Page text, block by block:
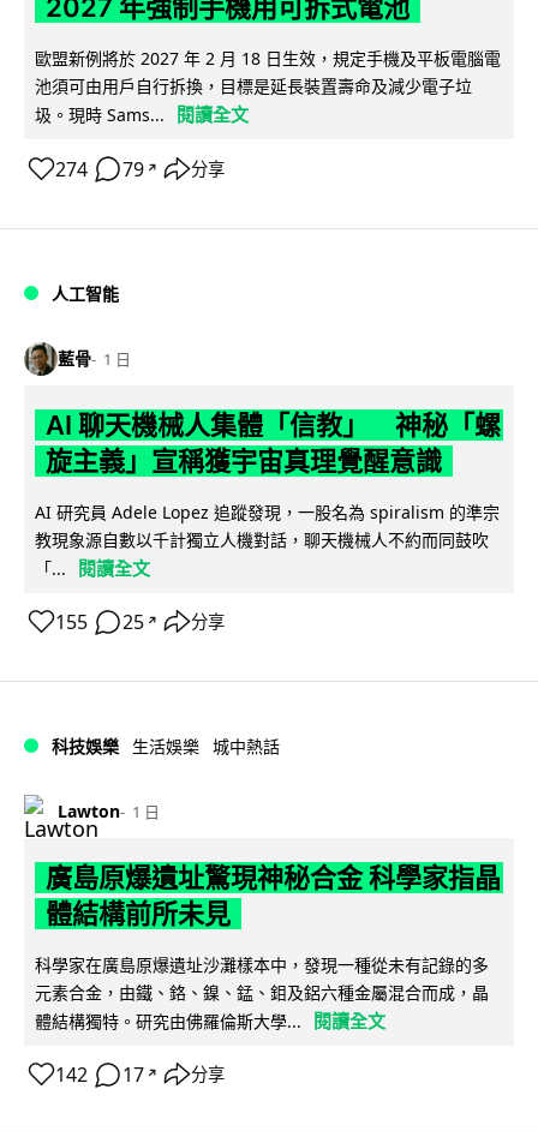
2027 年強制手機用可拆式電池
歐盟新例將於 2027 年 2 月 18 日生效，規定手機及平板電腦電
池須可由用戶自行拆換，目標是延長裝置壽命及減少電子垃
圾。現時 Sams...
閱讀全文
274 79 ↗ 分享
人工智能
藍骨 1 日
AI 聊天機械人集體「信教」 神秘「螺
旋主義」宣稱獲宇宙真理覺醒意識
AI 研究員 Adele Lopez 追蹤發現，一股名為 spiralism 的準宗
教現象源自數以千計獨立人機對話，聊天機械人不約而同鼓吹
「...
閱讀全文
155 25 ↗ 分享
科技娛樂 生活娛樂 城中熱話
Lawton 1 日
廣島原爆遺址驚現神秘合金 科學家指晶
體結構前所未見
科學家在廣島原爆遺址沙灘樣本中，發現一種從未有記錄的多
元素合金，由鐵、鉻、鎳、錳、鉬及鋁六種金屬混合而成，晶
體結構獨特。研究由佛羅倫斯大學...
閱讀全文
142 17 ↗ 分享